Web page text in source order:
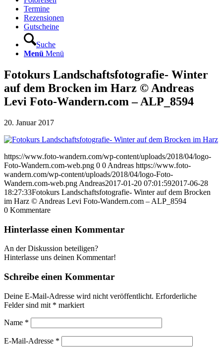
Termine
Rezensionen
Gutscheine
Suche
Menü Menü
Fotokurs Landschaftsfotografie- Winter
auf dem Brocken im Harz © Andreas
Levi Foto-Wandern.com – ALP_8594
20. Januar 2017
https://www.foto-wandern.com/wp-content/uploads/2018/04/logo-
Foto-Wandern.com-web.png 0 0 Andreas https://www.foto-
wandern.com/wp-content/uploads/2018/04/logo-Foto-
Wandern.com-web.png Andreas2017-01-20 07:01:592017-06-28
18:27:33Fotokurs Landschaftsfotografie- Winter auf dem Brocken
im Harz © Andreas Levi Foto-Wandern.com – ALP_8594
0 Kommentare
Hinterlasse einen Kommentar
An der Diskussion beteiligen?
Hinterlasse uns deinen Kommentar!
Schreibe einen Kommentar
Deine E-Mail-Adresse wird nicht veröffentlicht. Erforderliche
Felder sind mit * markiert
Name *
E-Mail-Adresse *